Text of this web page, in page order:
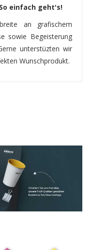
einfach geht's!
an grafischem
sowie Begeisterung
unterstüzten wir
Wunschprodukt.